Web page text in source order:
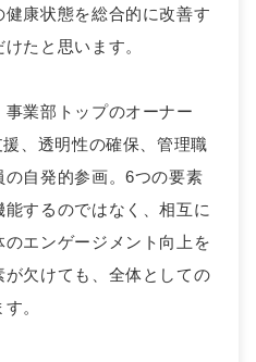
康状態を総合的に改善す
たと思います。
業部トップのオーナー
、透明性の確保、管理職
自発的参画。6つの要素
するのではなく、相互に
エンゲージメント向上を
欠けても、全体としての
。